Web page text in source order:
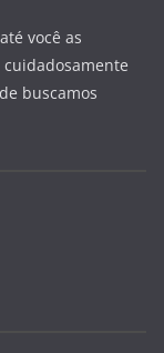
você as
buscamos